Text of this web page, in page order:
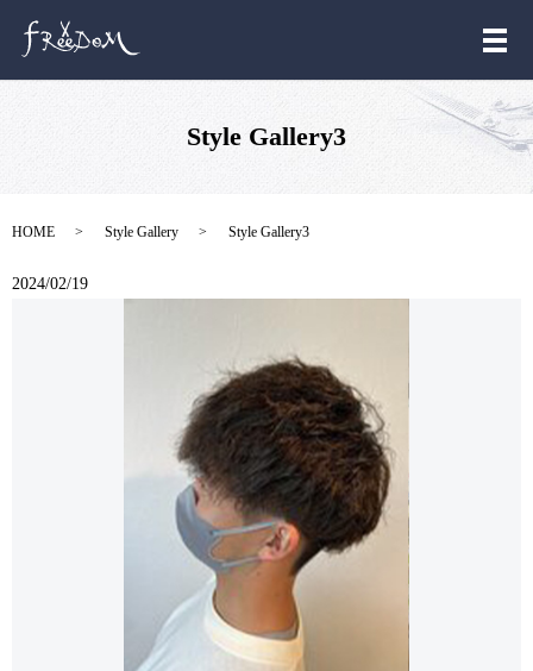
メ
Style Gallery3
HOME Style Gallery Style Gallery3
2024/02/19